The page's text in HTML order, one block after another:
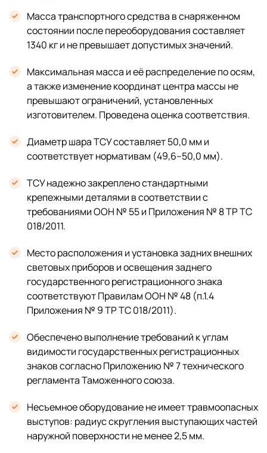
Масса транспортного средства в снаряженном
состоянии после переоборудования составляет
1340 кг и не превышает допустимых значений.
Максимальная масса и её распределение по осям,
а также изменение координат центра массы не
превышают ограничений, установленных
изготовителем. Проведена оценка соответствия.
Диаметр шара ТСУ составляет 50,0 мм и
соответствует нормативам (49,6–50,0 мм).
ТСУ надежно закреплено стандартными
крепежными деталями в соответствии с
требованиями ООН № 55 и Приложения № 8 ТР ТС
018/2011.
Место расположения и установка задних внешних
световых приборов и освещения заднего
государственного регистрационного знака
соответствуют Правилам ООН № 48 (п.1.4
Приложения № 9 ТР ТС 018/2011).
Обеспечено выполнение требований к углам
видимости государственных регистрационных
знаков согласно Приложению № 7 технического
регламента Таможенного союза.
Несъемное оборудование не имеет травмоопасных
выступов: радиус скругления выступающих частей
наружной поверхности не менее 2,5 мм.